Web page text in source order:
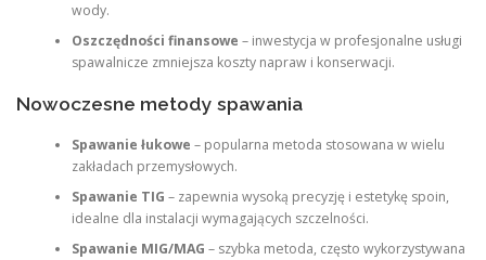
wody.
Oszczędności finansowe – inwestycja w profesjonalne usługi
spawalnicze zmniejsza koszty napraw i konserwacji.
Nowoczesne metody spawania
Spawanie łukowe – popularna metoda stosowana w wielu
zakładach przemysłowych.
Spawanie TIG – zapewnia wysoką precyzję i estetykę spoin,
idealne dla instalacji wymagających szczelności.
Spawanie MIG/MAG – szybka metoda, często wykorzystywana